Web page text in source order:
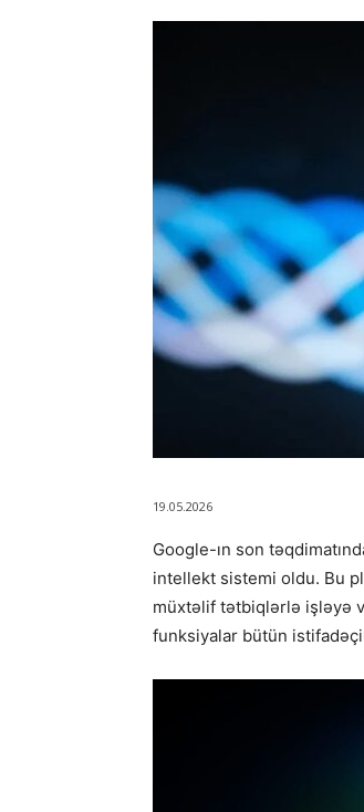
19.05.2026
Google-ın son
intellekt sistemi oldu. Bu
müxtəlif tətbiqlərlə işləyə
funksiyalar bütün